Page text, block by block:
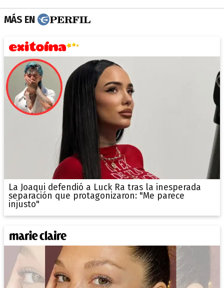
MÁS EN
La Joaqui defendió a Luck Ra tras la inesperada
separación que protagonizaron: "Me parece
injusto"